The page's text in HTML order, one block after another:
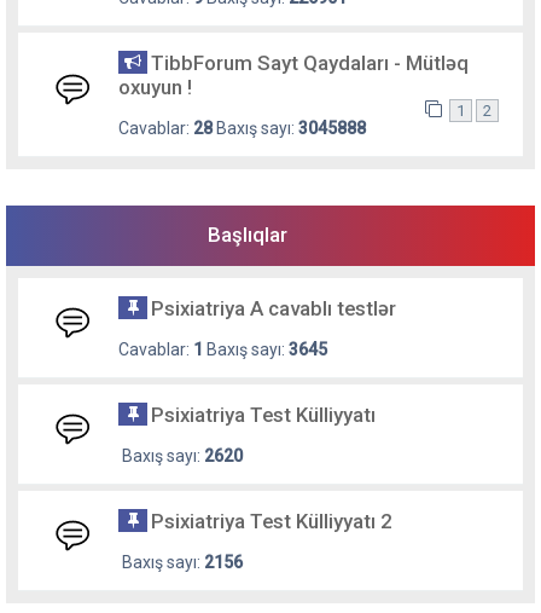
TibbForum Sayt Qaydaları - Mütləq
oxuyun !
Cavablar: 28Baxış sayı: 3045888
1 2
Başlıqlar
Psixiatriya A cavablı testlər
Cavablar: 1 Baxış sayı: 3645
Psixiatriya Test Külliyyatı
Baxış sayı: 2620
Psixiatriya Test Külliyyatı 2
Baxış sayı: 2156